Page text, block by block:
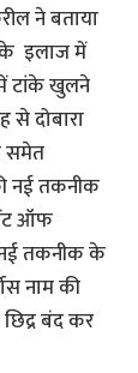
ने बताया
इलाज में
टांके खुलने
से दोबारा
समेत
नई तकनीक
ऑफ
नई तकनीक के
नाम की
बंद कर